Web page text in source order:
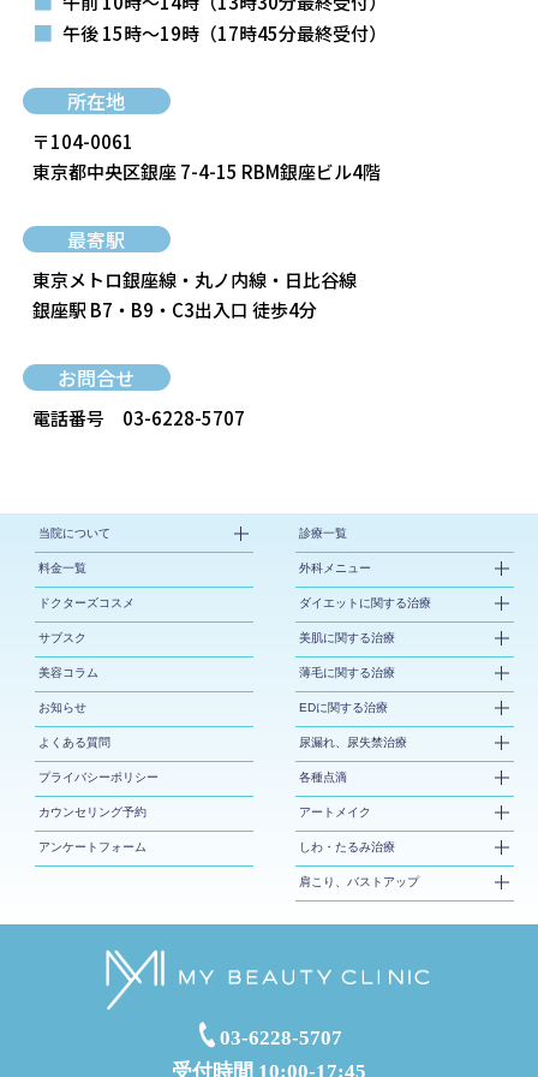
■ 午後 15時～19時 （17時45分最終受付）
所在地
〒104-0061
東京都中央区銀座 7-4-15 RBM銀座ビル4階
最寄駅
東京メトロ銀座線・丸ノ内線・日比谷線
銀座駅 B7・B9・C3出入口 徒歩4分
お問合せ
電話番号 03-6228-5707
当院について
料金一覧
ドクターズコスメ
サブスク
美容コラム
お知らせ
よくある質問
プライバシーポリシー
カウンセリング予約
アンケートフォーム
診療一覧
外科メニュー
ダイエットに関する治療
美肌に関する治療
薄毛に関する治療
EDに関する治療
尿漏れ、尿失禁治療
各種点滴
アートメイク
しわ・たるみ治療
肩こり、バストアップ
03-6228-5707
受付時間 10:00-17:45